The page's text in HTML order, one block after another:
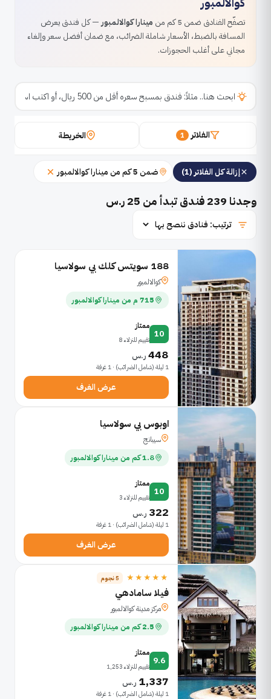
تصفّح الفنادق ضمن 5 كم من مينارا كوالالمبور— كل فندق يعرض
المسافة بالضبط، الأسعار شاملة الضرائب، مع ضمان أفضل سعر وإلغاء
مجاني على أغلب الحجوزات.
الفلاتر 1 الخريطة
إزالة كل الفلاتر (1) ضمن 5 كم من مينارا كوالالمبور
وجدنا 239فندق تبدأ من 25 ر.س
188 سويتس كلك بي سولاسيا
كوالالمبور
715 م من مينارا كوالالمبور
10
ممتاز
تقييم للنزلاء 8
448 ر.س
1 ليلة (شامل الضرائب) · 1 غرفة
عرض الغرف
اوبوس بي سولاسيا
سيبانج
1.8 كم من مينارا كوالالمبور
10
ممتاز
تقييم للنزلاء 3
322 ر.س
1 ليلة (شامل الضرائب) · 1 غرفة
عرض الغرف
★★★★★ 5 نجوم
فيلا سامادهي
مركز مدينة كوالالمبور
2.5 كم من مينارا كوالالمبور
9.6
ممتاز
تقييم للنزلاء 1,253
1,337 ر.س
1 ليلة (شامل الضرائب) · 1 غرفة